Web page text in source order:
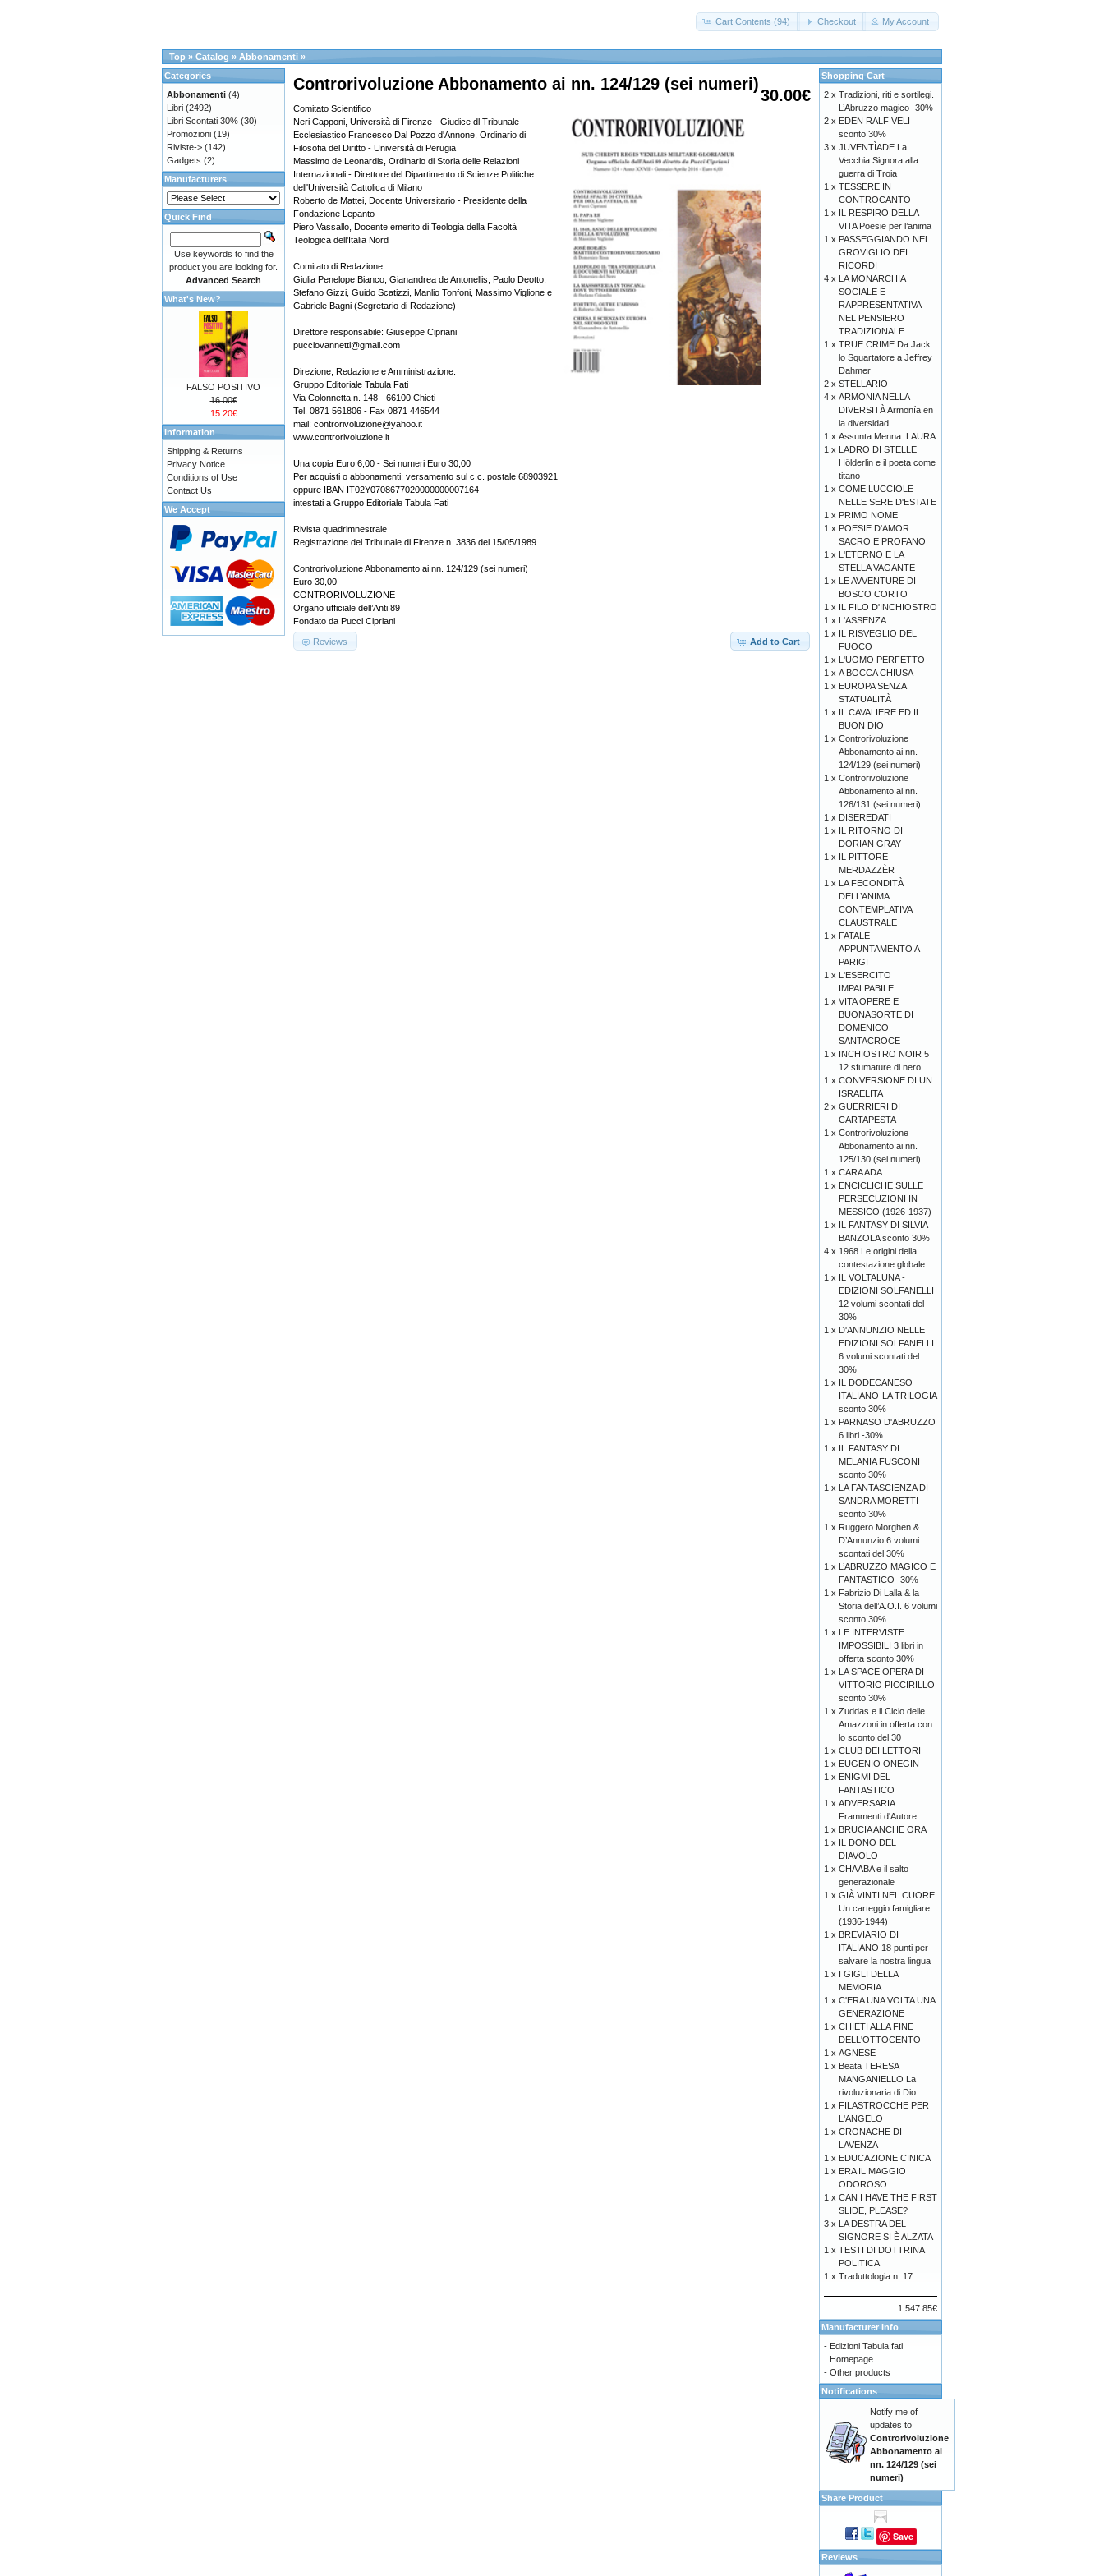
Cart Contents (94) Checkout My Account
Top » Catalog » Abbonamenti »
30.00€
Controrivoluzione Abbonamento ai nn. 124/129 (sei numeri)
Comitato Scientifico
Neri Capponi, Università di Firenze - Giudice dl Tribunale
Ecclesiastico Francesco Dal Pozzo d'Annone, Ordinario di
Filosofia del Diritto - Università di Perugia
Massimo de Leonardis, Ordinario di Storia delle Relazioni
Internazionali - Direttore del Dipartimento di Scienze Politiche
dell'Università Cattolica di Milano
Roberto de Mattei, Docente Universitario - Presidente della
Fondazione Lepanto
Piero Vassallo, Docente emerito di Teologia della Facoltà
Teologica dell'Italia Nord
Comitato di Redazione
Giulia Penelope Bianco, Gianandrea de Antonellis, Paolo Deotto,
Stefano Gizzi, Guido Scatizzi, Manlio Tonfoni, Massimo Viglione e
Gabriele Bagni (Segretario di Redazione)
Direttore responsabile: Giuseppe Cipriani
pucciovannetti@gmail.com
Direzione, Redazione e Amministrazione:
Gruppo Editoriale Tabula Fati
Via Colonnetta n. 148 - 66100 Chieti
Tel. 0871 561806 - Fax 0871 446544
mail: controrivoluzione@yahoo.it
www.controrivoluzione.it
Una copia Euro 6,00 - Sei numeri Euro 30,00
Per acquisti o abbonamenti: versamento sul c.c. postale 68903921
oppure IBAN IT02Y0708677020000000007164
intestati a Gruppo Editoriale Tabula Fati
Rivista quadrimnestrale
Registrazione del Tribunale di Firenze n. 3836 del 15/05/1989
Controrivoluzione Abbonamento ai nn. 124/129 (sei numeri)
Euro 30,00
CONTRORIVOLUZIONE
Organo ufficiale dell’Anti 89
Fondato da Pucci Cipriani
Add to Cart
Reviews
Categories
Abbonamenti (4)
Libri (2492)
Libri Scontati 30% (30)
Promozioni (19)
Riviste-> (142)
Gadgets (2)
Manufacturers
Quick Find
Use keywords to find the
product you are looking for.
Advanced Search
What's New?
FALSO POSITIVO
16.00€
15.20€
Information
Shipping & Returns
Privacy Notice
Conditions of Use
Contact Us
We Accept
Shopping Cart
2 x Tradizioni, riti e sortilegi.
L’Abruzzo magico -30%
2 x EDEN RALF VELI
sconto 30%
3 x JUVENTÌADE La
Vecchia Signora alla
guerra di Troia
1 x TESSERE IN
CONTROCANTO
1 x IL RESPIRO DELLA
VITA Poesie per l’anima
1 x PASSEGGIANDO NEL
GROVIGLIO DEI
RICORDI
4 x LA MONARCHIA
SOCIALE E
RAPPRESENTATIVA
NEL PENSIERO
TRADIZIONALE
1 x TRUE CRIME Da Jack
lo Squartatore a Jeffrey
Dahmer
2 x STELLARIO
4 x ARMONIA NELLA
DIVERSITÀ Armonía en
la diversidad
1 x Assunta Menna: LAURA
1 x LADRO DI STELLE
Hölderlin e il poeta come
titano
1 x COME LUCCIOLE
NELLE SERE D'ESTATE
1 x PRIMO NOME
1 x POESIE D'AMOR
SACRO E PROFANO
1 x L'ETERNO E LA
STELLA VAGANTE
1 x LE AVVENTURE DI
BOSCO CORTO
1 x IL FILO D'INCHIOSTRO
1 x L'ASSENZA
1 x IL RISVEGLIO DEL
FUOCO
1 x L'UOMO PERFETTO
1 x A BOCCA CHIUSA
1 x EUROPA SENZA
STATUALITÀ
1 x IL CAVALIERE ED IL
BUON DIO
1 x Controrivoluzione
Abbonamento ai nn.
124/129 (sei numeri)
1 x Controrivoluzione
Abbonamento ai nn.
126/131 (sei numeri)
1 x DISEREDATI
1 x IL RITORNO DI
DORIAN GRAY
1 x IL PITTORE
MERDAZZÈR
1 x LA FECONDITÀ
DELL’ANIMA
CONTEMPLATIVA
CLAUSTRALE
1 x FATALE
APPUNTAMENTO A
PARIGI
1 x L'ESERCITO
IMPALPABILE
1 x VITA OPERE E
BUONASORTE DI
DOMENICO
SANTACROCE
1 x INCHIOSTRO NOIR 5
12 sfumature di nero
1 x CONVERSIONE DI UN
ISRAELITA
2 x GUERRIERI DI
CARTAPESTA
1 x Controrivoluzione
Abbonamento ai nn.
125/130 (sei numeri)
1 x CARA ADA
1 x ENCICLICHE SULLE
PERSECUZIONI IN
MESSICO (1926-1937)
1 x IL FANTASY DI SILVIA
BANZOLA sconto 30%
4 x 1968 Le origini della
contestazione globale
1 x IL VOLTALUNA -
EDIZIONI SOLFANELLI
12 volumi scontati del
30%
1 x D'ANNUNZIO NELLE
EDIZIONI SOLFANELLI
6 volumi scontati del
30%
1 x IL DODECANESO
ITALIANO-LA TRILOGIA
sconto 30%
1 x PARNASO D'ABRUZZO
6 libri -30%
1 x IL FANTASY DI
MELANIA FUSCONI
sconto 30%
1 x LA FANTASCIENZA DI
SANDRA MORETTI
sconto 30%
1 x Ruggero Morghen &
D’Annunzio 6 volumi
scontati del 30%
1 x L’ABRUZZO MAGICO E
FANTASTICO -30%
1 x Fabrizio Di Lalla & la
Storia dell’A.O.I. 6 volumi
sconto 30%
1 x LE INTERVISTE
IMPOSSIBILI 3 libri in
offerta sconto 30%
1 x LA SPACE OPERA DI
VITTORIO PICCIRILLO
sconto 30%
1 x Zuddas e il Ciclo delle
Amazzoni in offerta con
lo sconto del 30
1 x CLUB DEI LETTORI
1 x EUGENIO ONEGIN
1 x ENIGMI DEL
FANTASTICO
1 x ADVERSARIA
Frammenti d'Autore
1 x BRUCIA ANCHE ORA
1 x IL DONO DEL
DIAVOLO
1 x CHAABA e il salto
generazionale
1 x GIÀ VINTI NEL CUORE
Un carteggio famigliare
(1936-1944)
1 x BREVIARIO DI
ITALIANO 18 punti per
salvare la nostra lingua
1 x I GIGLI DELLA
MEMORIA
1 x C'ERA UNA VOLTA UNA
GENERAZIONE
1 x CHIETI ALLA FINE
DELL'OTTOCENTO
1 x AGNESE
1 x Beata TERESA
MANGANIELLO La
rivoluzionaria di Dio
1 x FILASTROCCHE PER
L'ANGELO
1 x CRONACHE DI
LAVENZA
1 x EDUCAZIONE CINICA
1 x ERA IL MAGGIO
ODOROSO...
1 x CAN I HAVE THE FIRST
SLIDE, PLEASE?
3 x LA DESTRA DEL
SIGNORE SI È ALZATA
1 x TESTI DI DOTTRINA
POLITICA
1 x Traduttologia n. 17
1,547.85€
Manufacturer Info
- Edizioni Tabula fati
Homepage
- Other products
Notifications
Notify me of
updates to
Controrivoluzione
Abbonamento ai
nn. 124/129 (sei
numeri)
Share Product
Save
Reviews